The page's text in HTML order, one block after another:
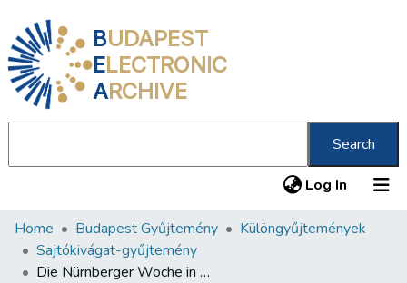
BUDAPEST
ELECTRONIC
ARCHIVE
Search
Log In (current)
Communities & Collections
All of DSpace
Home Budapest Gyűjtemény
Különgyűjtemények
Sajtókivágat-gyűjtemény
Die Nürnberger Woche in Budapest